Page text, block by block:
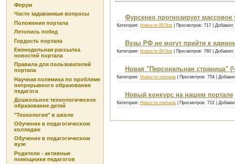
Форум
Часто задаваемые вопросы
Положения портала
Летопись побед
Гордость портала
Еженедельная рассылка
новостей портала
Правила для пользователей
портала
Научная полемика по проблеме
непрерывного образования
педагога
Дошкольное технологическое
образование детей
"Технология" в школе
Обучение в педагогическом
колледже
Обучение в педагогическом
вузе
Родители - активные
помощники педагогов
Фурсенко прогнозирует
Категория: Новости ВУЗов | Просмотров: 717 | Добавил:
Вузы РФ не могут прийти к
Категория: Новости ВУЗов | Просмотров: 760 | Добавил:
Новая "Персональная страница"
Категория: Новости портала | Просмотров: 754 |
Новый конкурс на нашем портале
Категория: Новости портала | Просмотров: 712 |